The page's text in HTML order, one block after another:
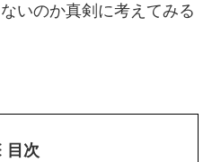
いのか真剣に考えてみる
目次